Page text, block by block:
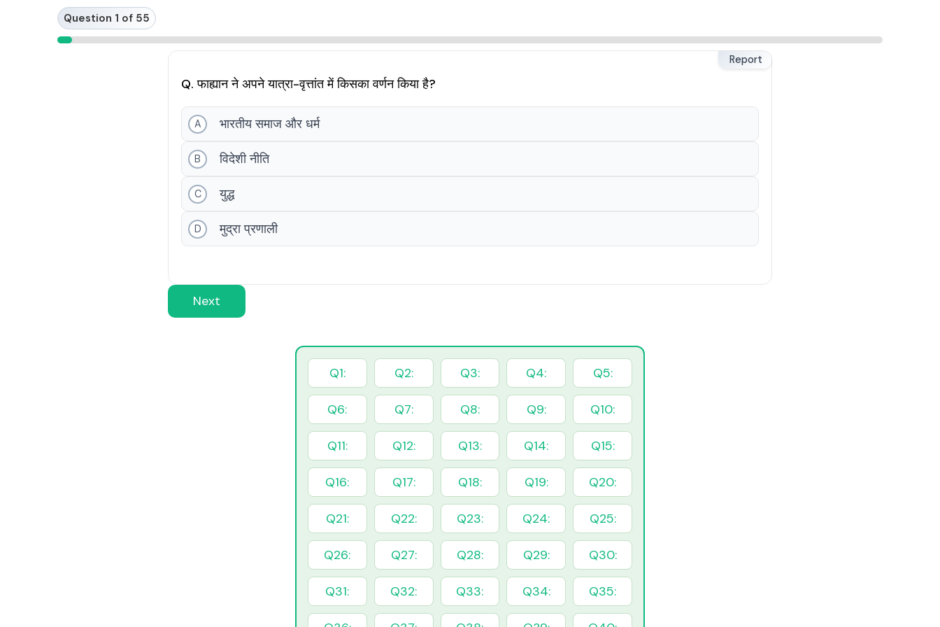
Question 1 of 55
Q. फाह्यान ने अपने यात्रा-वृत्तांत में किसका वर्णन किया है?
A भारतीय समाज और धर्म
B विदेशी नीति
C युद्ध
D मुद्रा प्रणाली
Report
Next
Q1: Q2: Q3: Q4: Q5:
Q6: Q7: Q8: Q9: Q10:
Q11: Q12: Q13: Q14: Q15:
Q16: Q17: Q18: Q19: Q20:
Q21: Q22: Q23: Q24: Q25:
Q26: Q27: Q28: Q29: Q30:
Q31: Q32: Q33: Q34: Q35: